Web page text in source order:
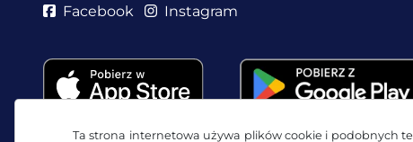
Ta strona internetowa używa plików cookie i podobnych
Facebook Instagram